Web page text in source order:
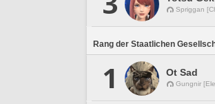
Spriggan
Rang der Staatlichen
1 Ot Sad
Gungnir